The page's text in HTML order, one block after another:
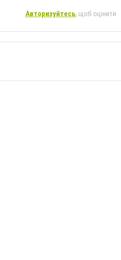
Авторизуйтесь, щоб оцінити